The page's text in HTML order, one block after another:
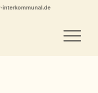
interkommunal.de